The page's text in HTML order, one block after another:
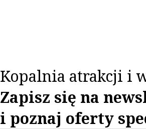
Kopalnia atrakcji i
Zapisz się na
i poznaj oferty